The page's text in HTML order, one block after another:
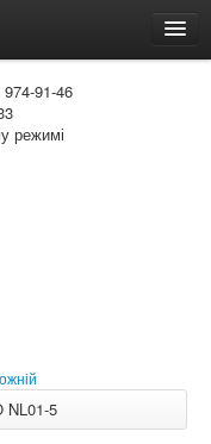
РОС
974-91-46
режимі
NL01-5